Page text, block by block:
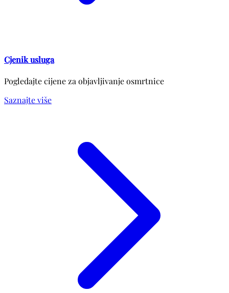
Cjenik usluga
Pogledajte cijene za objavljivanje osmrtnice
Saznajte više